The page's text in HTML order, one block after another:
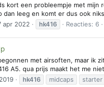
kort een probleempje met
dan leeg en komt er dus ook
apr 2022 hk416 Reacties: 6
met airsoften, maar ik
A5. qua prijs maakt het me
hk416 midcaps starter